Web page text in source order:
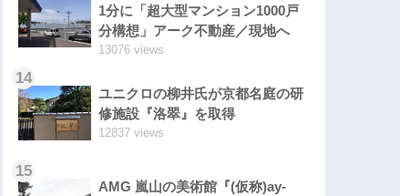
1分に「超大型マンション1000戸
分構想」アーク不動産／現地へ
13076 views
14
ユニクロの柳井氏が京都名庭の研
修施設『洛翠』を取得
12837 views
15
AMG 嵐山の美術館『(仮称)ay-